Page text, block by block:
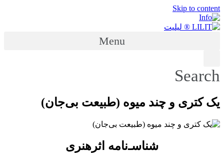
Skip to content
Menu
Search
یک کتری و چند میوه (طبیعت بی‌جان)
شناسـ‌نامه اثرهنری